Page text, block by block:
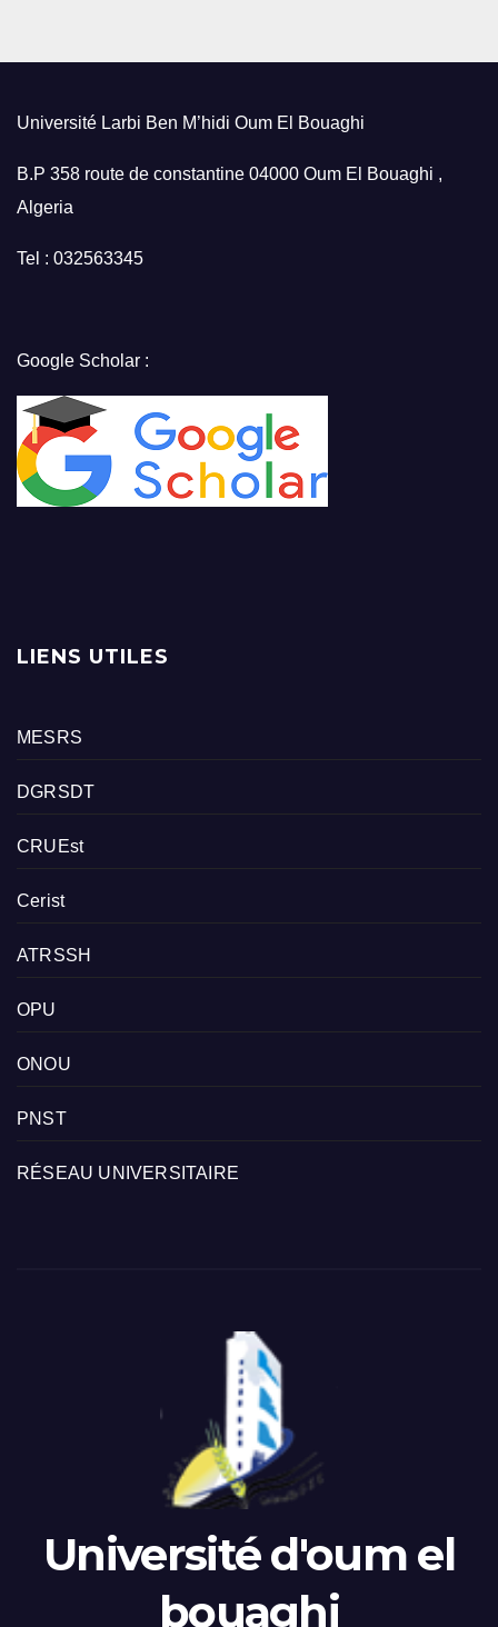
Université Larbi Ben M’hidi Oum El Bouaghi
B.P 358 route de constantine 04000 Oum El Bouaghi ,
Algeria
Tel : 032563345
Google Scholar :
LIENS UTILES
MESRS
DGRSDT
CRUEst
Cerist
ATRSSH
OPU
ONOU
PNST
RÉSEAU UNIVERSITAIRE
Université d'oum el
bouaghi